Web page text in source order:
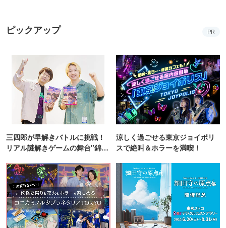
ピックアップ PR
三四郎が早解きバトルに挑戦！
リアル謎解きゲームの舞台"錦糸
涼しく過ごせる東京ジョイポリ
スで絶叫＆ホラーを満喫！